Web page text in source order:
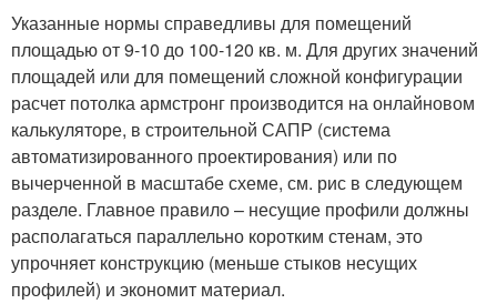
Указанные нормы справедливы для помещений
площадью от 9-10 до 100-120 кв. м. Для других значений
площадей или для помещений сложной конфигурации
расчет потолка армстронг производится на онлайновом
калькуляторе, в строительной САПР (система
автоматизированного проектирования) или по
вычерченной в масштабе схеме, см. рис в следующем
разделе. Главное правило – несущие профили должны
располагаться параллельно коротким стенам, это
упрочняет конструкцию (меньше стыков несущих
профилей) и экономит материал.